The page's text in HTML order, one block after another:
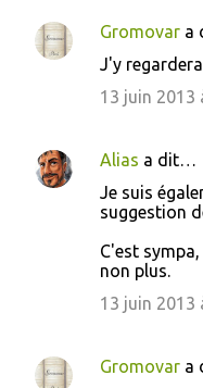
Gromovar a
J'y
13 juin 2013
Alias a dit…
Je suis
suggestion
C'est
non plus.
13 juin 2013
Gromovar a